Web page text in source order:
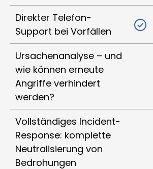
Direkter Telefon-
Support bei Vorfällen
Ursachenanalyse – und
wie können erneute
Angriffe verhindert
werden?
Vollständiges Incident-
Response: komplette
Neutralisierung von
Bedrohungen